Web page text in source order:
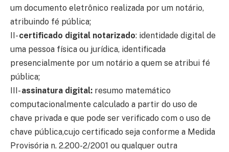
um documento eletrônico realizada por um notário,
atribuindo fé pública;
II-certificado digital notarizado: identidade digital de
uma pessoa física ou jurídica, identificada
presencialmente por um notário a quem se atribui fé
pública;
III-assinatura digital: resumo matemático
computacionalmente calculado a partir do uso de
chave privada e que pode ser verificado com o uso de
chave pública,cujo certificado seja conforme a Medida
Provisória n. 2.200-2/2001 ou qualquer outra